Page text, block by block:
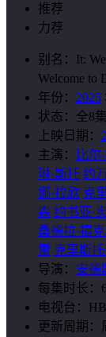
推荐
力荐
别名： It:
Welcome to
年份： 2025
状态： 全8集
上映日期：
主演：
比尔
琳·斯托 约
娜·拉欣 克
森 约书亚·
桑德拉·福
雷 克里斯
导演： 安德
每集时长：
电视台：
更新周期：